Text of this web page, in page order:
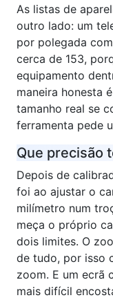
As listas de
outro lado: um
por polegada
cerca de 153,
equipamento
maneira honesta
tamanho real se
ferramenta pede
Que precisão
Depois de
foi ao ajustar o
milímetro num
meça o próprio
dois limites. O
de tudo, por isso
zoom. E um ecrã
mais difícil